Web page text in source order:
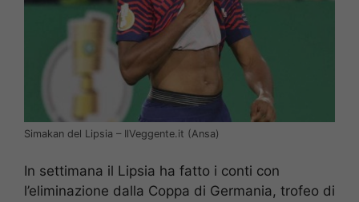
Simakan del Lipsia – IlVeggente.it (Ansa)
In settimana il Lipsia ha fatto i conti con
l’eliminazione dalla Coppa di Germania, trofeo di